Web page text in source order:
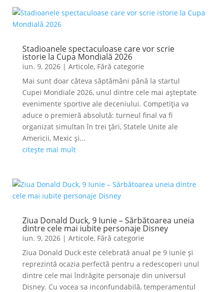
Stadioanele spectaculoase care vor scrie
istorie la Cupa Mondială 2026
iun. 9, 2026| Articole, Fără categorie
Mai sunt doar câteva săptămâni până la startul
Cupei Mondiale 2026, unul dintre cele mai așteptate
evenimente sportive ale deceniului. Competiția va
aduce o premieră absolută: turneul final va fi
organizat simultan în trei țări, Statele Unite ale
Americii, Mexic și...
citește mai mult
Ziua Donald Duck, 9 Iunie – Sărbătoarea uneia
dintre cele mai iubite personaje Disney
iun. 9, 2026| Articole, Fără categorie
Ziua Donald Duck este celebrată anual pe 9 iunie și
reprezintă ocazia perfectă pentru a redescoperi unul
dintre cele mai îndrăgite personaje din universul
Disney. Cu vocea sa inconfundabilă, temperamentul